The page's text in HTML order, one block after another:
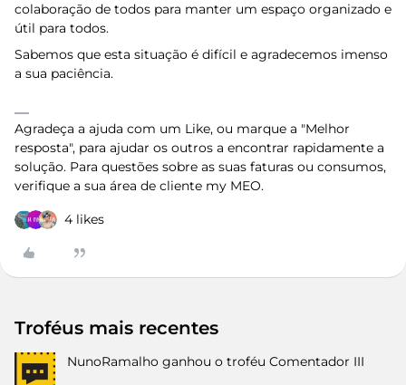
colaboração de todos para manter um espaço organizado e
útil para todos.
Sabemos que esta situação é difícil e agradecemos imenso
a sua paciência.
Agradeça a ajuda com um Like, ou marque a "Melhor
resposta", para ajudar os outros a encontrar rapidamente a
solução. Para questões sobre as suas faturas ou consumos,
verifique a sua área de cliente my MEO.
4 likes
Troféus mais recentes
NunoRamalho ganhou o troféu Comentador III